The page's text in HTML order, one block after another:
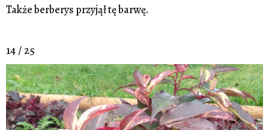
Także berberys przyjął tę barwę.
14 / 25